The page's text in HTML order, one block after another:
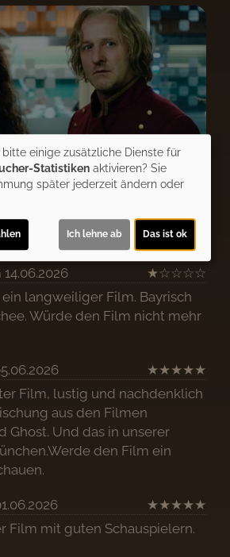
14.06.2026 ★☆☆☆☆
langweiliger Film. Bayrisch
Würde den Film nicht mehr
★★★★★
Film, lustig und nachdenklich
aus den Filmen
Ghost. Und das in unserer
den Film ein
★★★★★
Film mit guten Schauspielern.
einige zusätzliche Dienste für
Statistiken aktivieren? Sie
später jederzeit ändern oder
Ich lehne ab Das ist ok